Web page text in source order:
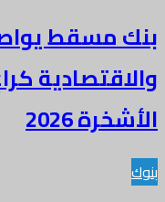
بنك مسقط
والاقتصادية
الأشخرة 2026
بنوك